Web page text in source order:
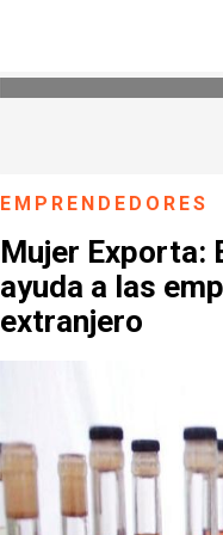
EMPRENDEDORES
Mujer Exporta:
ayuda a las
extranjero